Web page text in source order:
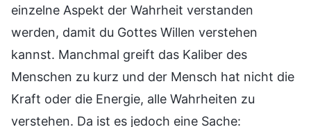
einzelne Aspekt der Wahrheit verstanden
werden, damit du Gottes Willen verstehen
kannst. Manchmal greift das Kaliber des
Menschen zu kurz und der Mensch hat nicht die
Kraft oder die Energie, alle Wahrheiten zu
verstehen. Da ist es jedoch eine Sache: